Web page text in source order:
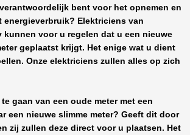
bent voor het opnemen en
energieverbruik? Elektriciens van
kunnen voor u regelen dat u een nieuwe
geplaatst krijgt. Het enige wat u dient
Onze elektriciens zullen alles op zich
gaan van een oude meter met een
een nieuwe slimme meter? Geeft dit door
zij zullen deze direct voor u plaatsen. Het